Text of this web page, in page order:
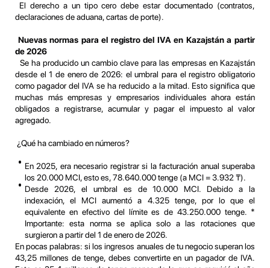
El derecho a un tipo cero debe estar documentado (contratos,
declaraciones de aduana, cartas de porte).
Nuevas normas para el registro del IVA en Kazajstán a partir
de 2026
Se ha producido un cambio clave para las empresas en Kazajstán
desde el 1 de enero de 2026: el umbral para el registro obligatorio
como pagador del IVA se ha reducido a la mitad. Esto significa que
muchas más empresas y empresarios individuales ahora están
obligados a registrarse, acumular y pagar el impuesto al valor
agregado.
¿Qué ha cambiado en números?
En 2025, era necesario registrar si la facturación anual superaba
los 20.000 MCI, esto es, 78.640.000 tenge (a MCI = 3.932 ₸).
Desde 2026, el umbral es de 10.000 MCI. Debido a la
indexación, el MCI aumentó a 4.325 tenge, por lo que el
equivalente en efectivo del límite es de 43.250.000 tenge. *
Importante: esta norma se aplica solo a las rotaciones que
surgieron a partir del 1 de enero de 2026.
En pocas palabras: si los ingresos anuales de tu negocio superan los
43,25 millones de tenge, debes convertirte en un pagador de IVA.